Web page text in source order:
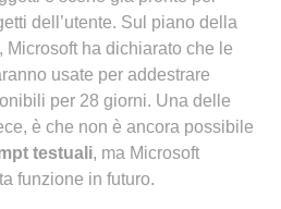
dell’utente. Sul piano della
ha dichiarato che le
usate per addestrare
per 28 giorni. Una delle
è che non è ancora possibile
testuali, ma Microsoft
funzione in futuro.